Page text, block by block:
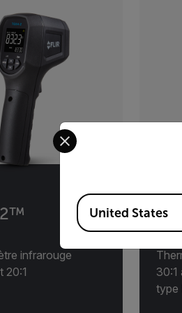
infrarouge
20:1
30:1
type
Select your preferred
Available Locations
United States